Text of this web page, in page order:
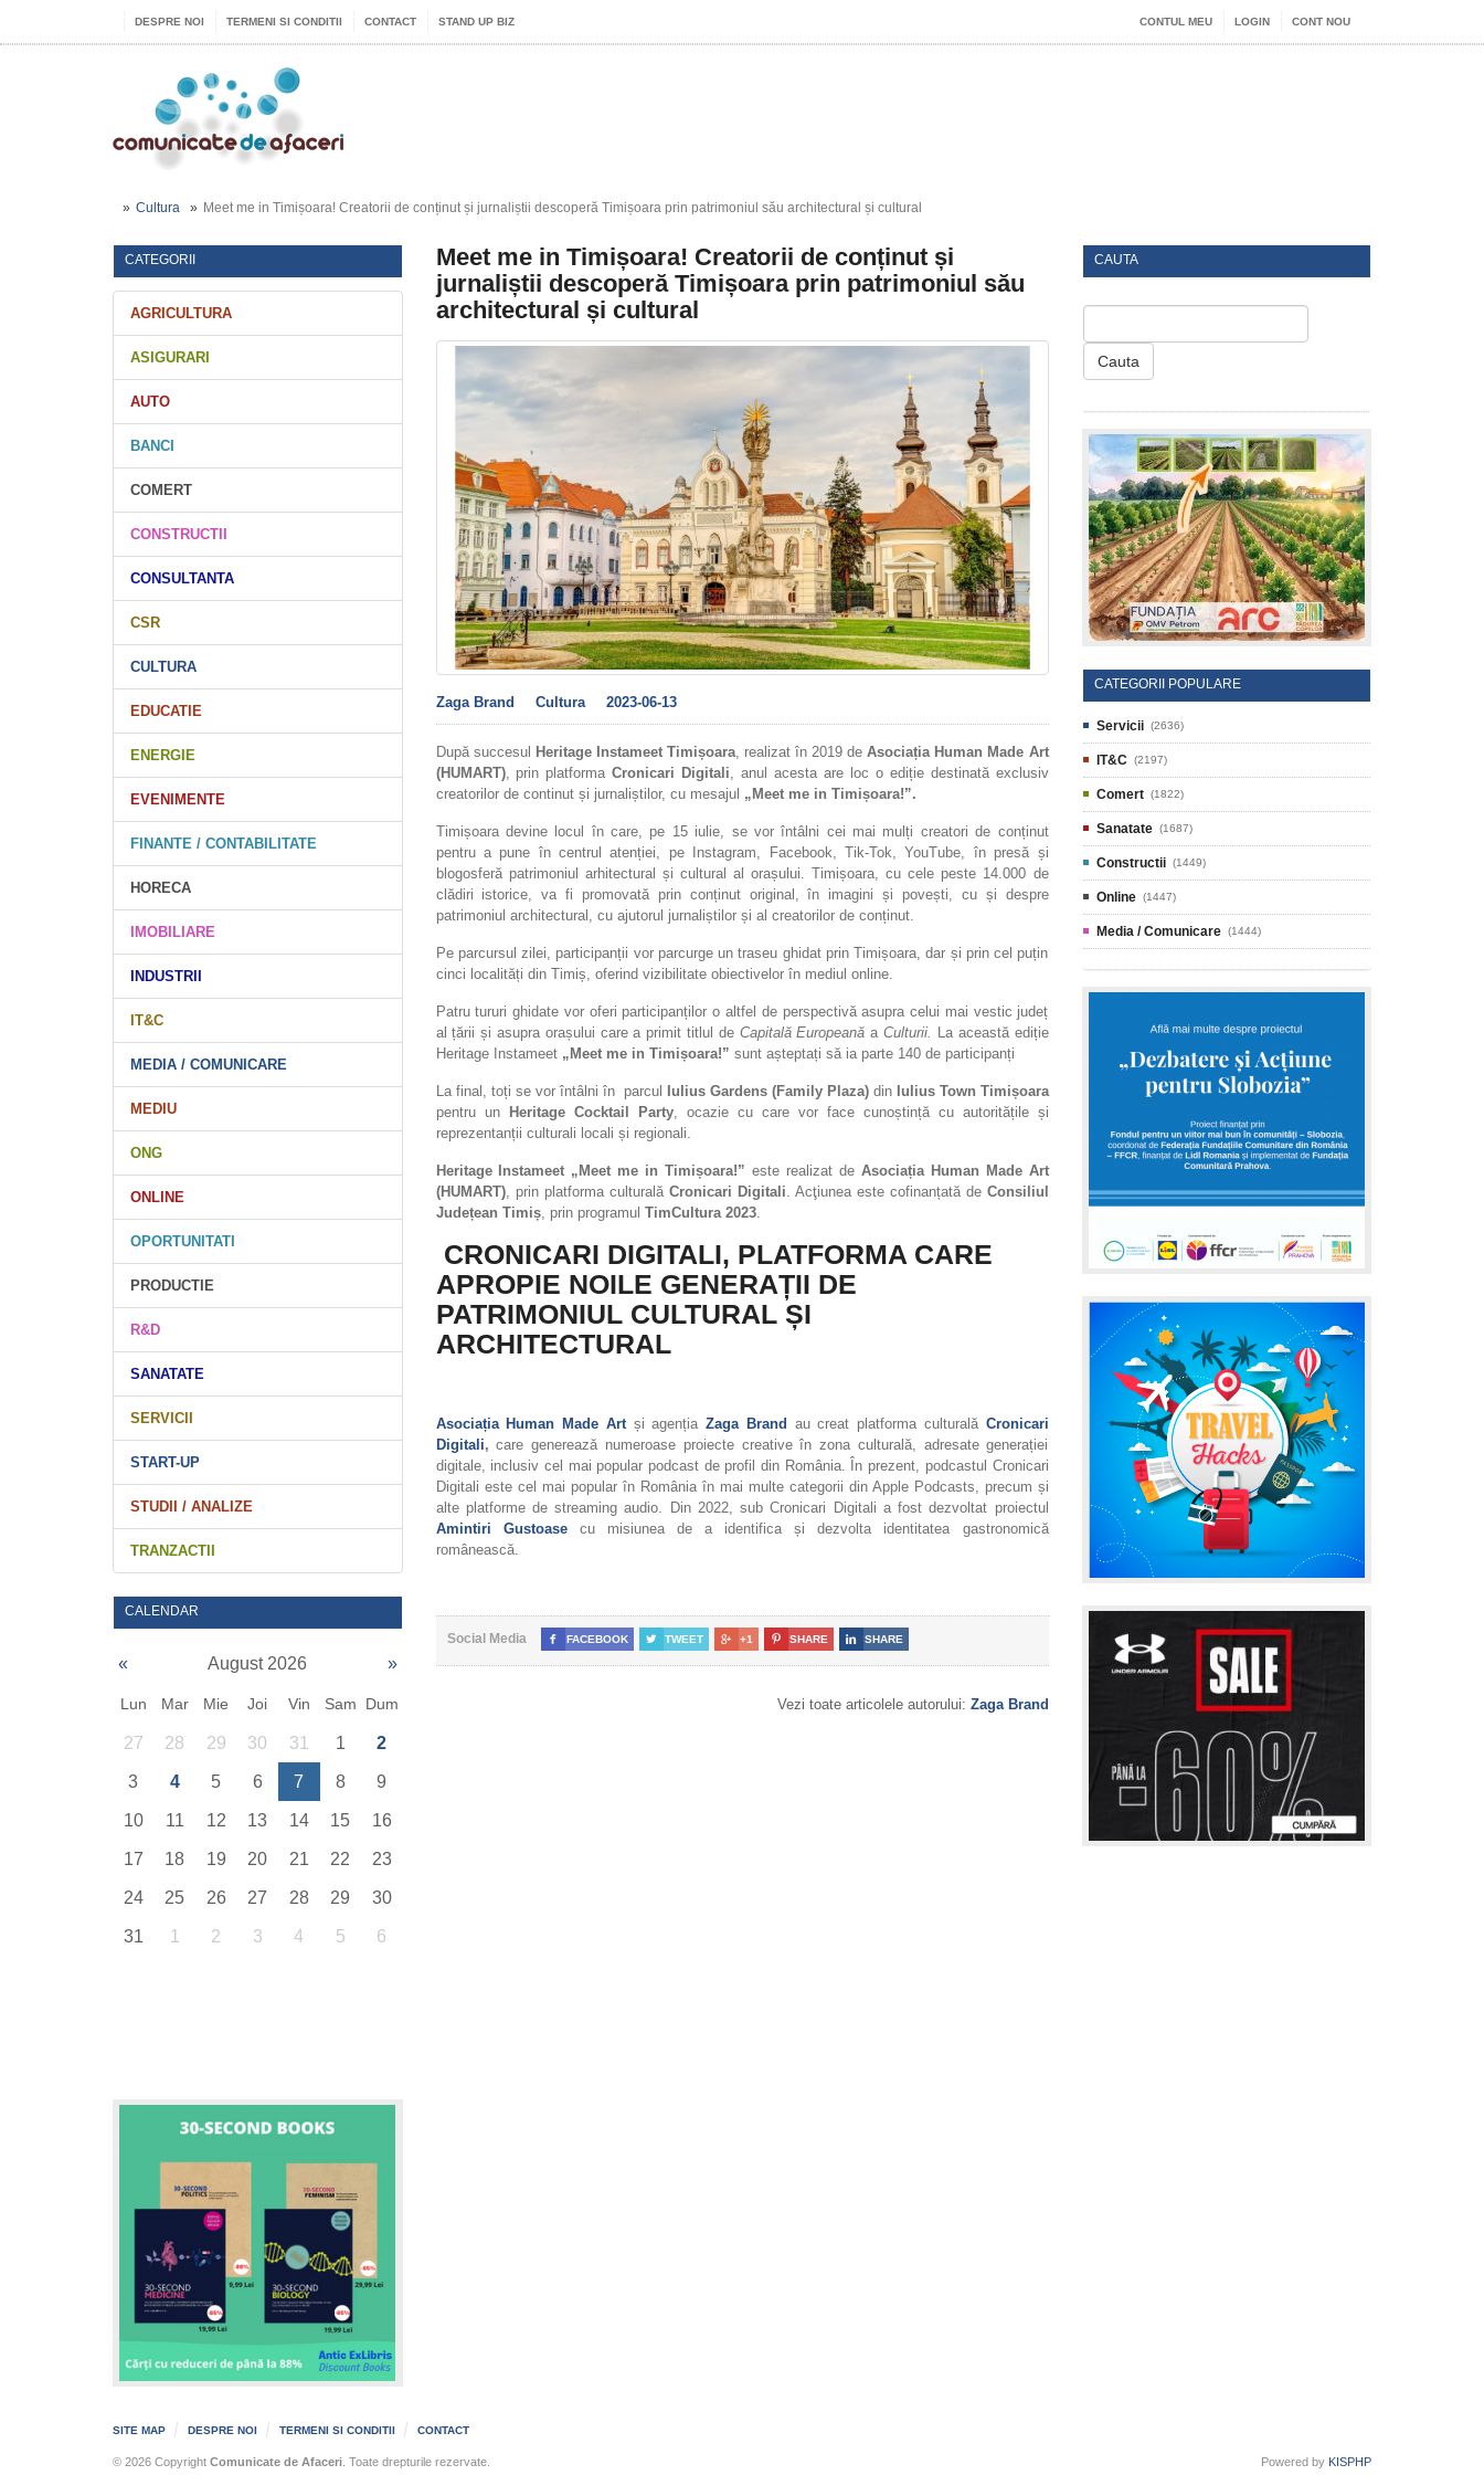
DESPRE NOI TERMENI SI CONDITII CONTACT STAND UP BIZ CONTUL MEU LOGIN CONT NOU
Cultura Meet me in Timișoara! Creatorii de conținut și jurnaliștii descoperă Timișoara prin patrimoniul său architectural și cultural
CATEGORII
AGRICULTURA
ASIGURARI
AUTO
BANCI
COMERT
CONSTRUCTII
CONSULTANTA
CSR
CULTURA
EDUCATIE
ENERGIE
EVENIMENTE
FINANTE / CONTABILITATE
HORECA
IMOBILIARE
INDUSTRII
IT&C
MEDIA / COMUNICARE
MEDIU
ONG
ONLINE
OPORTUNITATI
PRODUCTIE
R&D
SANATATE
SERVICII
START-UP
STUDII / ANALIZE
TRANZACTII
CALENDAR
« August 2026 »
Lun Mar Mie Joi Vin Sam Dum
27 28 29 30 31 1 2
3 4 5 6 7 8 9
10 11 12 13 14 15 16
17 18 19 20 21 22 23
24 25 26 27 28 29 30
31 1 2 3 4 5 6
Meet me in Timișoara! Creatorii de conținut și
jurnaliștii descoperă Timișoara prin patrimoniul său
architectural și cultural
Zaga Brand Cultura 2023-06-13
După succesul Heritage Instameet Timișoara, realizat în 2019 deAsociația Human Made Art
(HUMART), prin platformaCronicari Digitali , anul acesta are loc o ediție destinată exclusiv
creatorilor de continut și jurnaliștilor, cu mesajul „Meet me in Timișoara!”.
Timișoara devine locul în care, pe 15 iulie, se vor întâlni cei mai mulți creatori de conținut
pentru a pune în centrul atenției, pe Instagram, Facebook, Tik-Tok, YouTube, în presă și
blogosferă patrimoniul arhitectural și cultural al orașului. Timișoara, cu cele peste 14.000 de
clădiri istorice, va fi promovată prin conținut original, în imagini și povești, cu și despre
patrimoniul architectural, cu ajutorul jurnaliștilor și al creatorilor de conținut.
Pe parcursul zilei, participanții vor parcurge un traseu ghidat prin Timișoara, dar și prin cel puțin
cinci localități din Timiș, oferind vizibilitate obiectivelor în mediul online.
Patru tururi ghidate vor oferi participanților o altfel de perspectivă asupra celui mai vestic județ
al țării și asupra orașului care a primit titlul de Capitală Europeană a Culturii.
La această ediție
Heritage Instameet „Meet me in Timișoara!” sunt așteptați să ia parte 140 de participanți
La final, toți se vor întâlni în parcul Iulius Gardens (Family Plaza)din Iulius Town Timișoara
pentru un Heritage Cocktail Party, ocazie cu care vor face cunoștință cu autoritățile și
reprezentanții culturali locali și regionali.
Heritage Instameet „Meet me in Timișoara!” este realizat de Asociația Human Made Art
(HUMART), prin platforma culturală Cronicari Digitali . Acţiunea este cofinanțată de Consiliul
Județean Timiș, prin programul TimCultura 2023.
CRONICARI DIGITALI, PLATFORMA CARE
APROPIE NOILE GENERAȚII DE
PATRIMONIUL CULTURAL ȘI
ARCHITECTURAL
Asociația Human Made Artși agenția Zaga Brand au creat platforma culturală Cronicari
Digitali, care generează numeroase proiecte creative în zona culturală, adresate generației
digitale, inclusiv cel mai popular podcast de profil din România. În prezent, podcastul Cronicari
Digitali este cel mai popular în România în mai multe categorii din Apple Podcasts, precum și
alte platforme de streaming audio. Din 2022, sub Cronicari Digitali a fost dezvoltat proiectul
Amintiri Gustoasecu misiunea de a identifica și dezvolta identitatea gastronomică
românească.
Social Media  FACEBOOK  TWEET  +1  SHARE  SHARE
Vezi toate articolele autorului: Zaga Brand
CAUTA
Cauta
CATEGORII POPULARE
Servicii (2636)
IT&C (2197)
Comert (1822)
Sanatate (1687)
Constructii (1449)
Online (1447)
Media / Comunicare (1444)
SITE MAP DESPRE NOI TERMENI SI CONDITII CONTACT
© 2026 Copyright Comunicate de Afaceri . Toate drepturile rezervate. Powered by KISPHP